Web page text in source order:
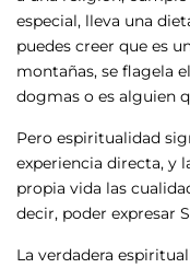
especial, lleva una
puedes creer que es
montañas, se flagela
dogmas o es alguien
Pero espiritualidad
experiencia directa, y
propia vida las
decir, poder expresar
La verdadera